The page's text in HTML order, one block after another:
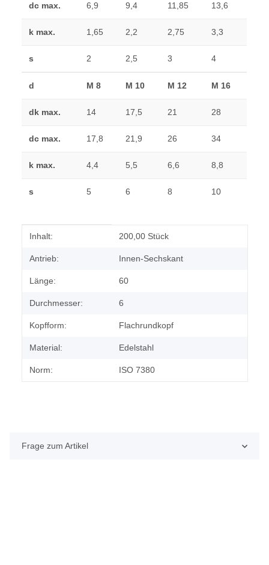
dc max. 6,9 9,4 11,85 13,6
k max. 1,65 2,2 2,75 3,3
s 2 2,5 3 4
d M 8 M 10 M 12 M 16
dk max. 14 17,5 21 28
dc max. 17,8 21,9 26 34
k max. 4,4 5,5 6,6 8,8
s 5 6 8 10
Produkteigenschaft
Wert
Inhalt: 200,00 Stück
Antrieb: Innen-Sechskant
Länge: 60
Durchmesser: 6
Kopfform: Flachrundkopf
Material: Edelstahl
Norm: ISO 7380
Frage zum Artikel